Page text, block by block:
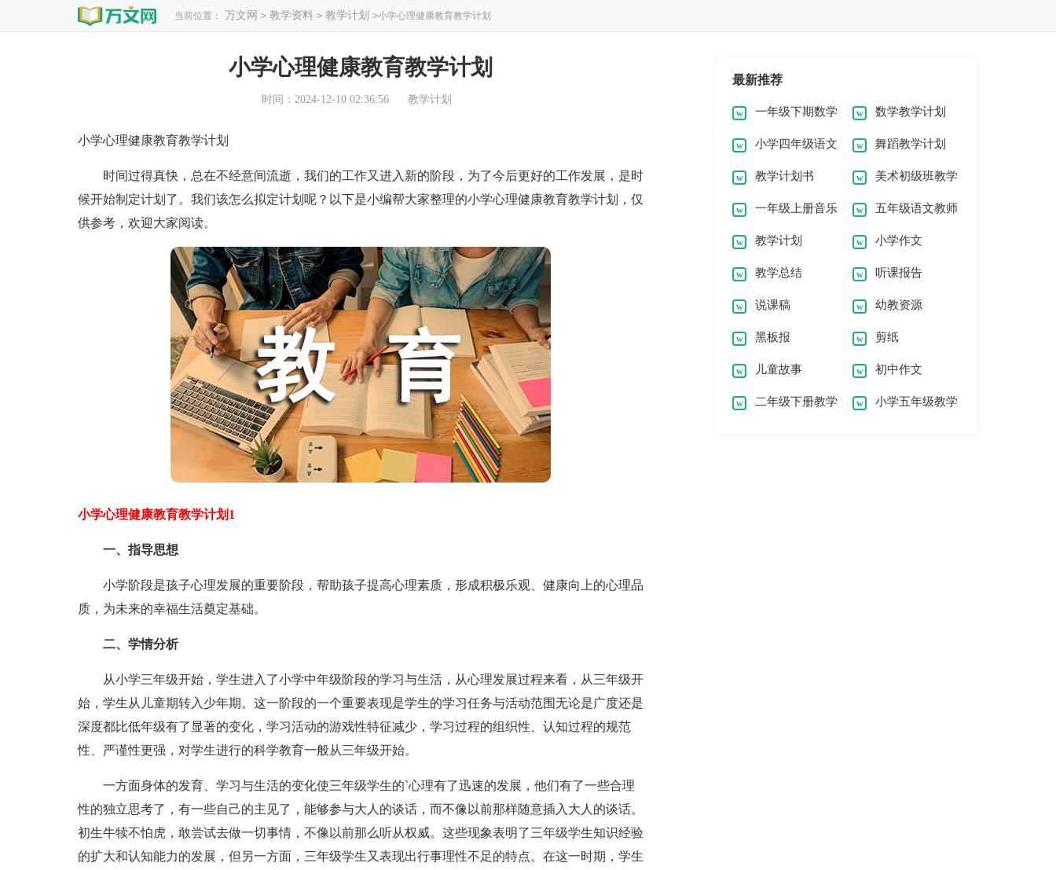
当前位置： 万文网 > 教学资料 > 教学计划 >小学心理健康教育教学计划
小学心理健康教育教学计划
时间：2024-12-10 02:36:56 教学计划
小学心理健康教育教学计划
时间过得真快，总在不经意间流逝，我们的工作又进入新的阶段，为了今后更好的工作发展，是时
候开始制定计划了。我们该怎么拟定计划呢？以下是小编帮大家整理的小学心理健康教育教学计划，仅
供参考，欢迎大家阅读。
小学心理健康教育教学计划1
一、指导思想
小学阶段是孩子心理发展的重要阶段，帮助孩子提高心理素质，形成积极乐观、健康向上的心理品
质，为未来的幸福生活奠定基础。
二、学情分析
从小学三年级开始，学生进入了小学中年级阶段的学习与生活，从心理发展过程来看，从三年级开
始，学生从儿童期转入少年期。这一阶段的一个重要表现是学生的学习任务与活动范围无论是广度还是
深度都比低年级有了显著的变化，学习活动的游戏性特征减少，学习过程的组织性、认知过程的规范
性、严谨性更强，对学生进行的科学教育一般从三年级开始。
一方面身体的发育、学习与生活的变化使三年级学生的`心理有了迅速的发展，他们有了一些合理
性的独立思考了，有一些自己的主见了，能够参与大人的谈话，而不像以前那样随意插入大人的谈话。
初生牛犊不怕虎，敢尝试去做一切事情，不像以前那么听从权威。这些现象表明了三年级学生知识经验
的扩大和认知能力的发展，但另一方面，三年级学生又表现出行事理性不足的特点。在这一时期，学生
最新推荐
一年级下期数学
教学计划
数学教学计划
小学四年级语文
教学计划
舞蹈教学计划
教学计划书 美术初级班教学
计划
一年级上册音乐
教学工作计划
五年级语文教师
教学工作计划
教学计划 小学作文
教学总结 听课报告
说课稿 幼教资源
黑板报 剪纸
儿童故事 初中作文
二年级下册教学 小学五年级教学